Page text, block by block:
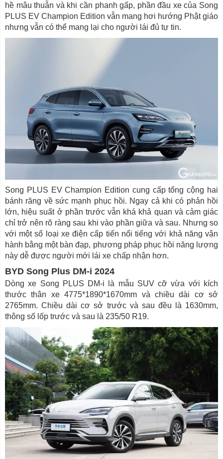
hề mâu thuẫn và khi cần phanh gấp, phần đầu xe của Song
PLUS EV Champion Edition vẫn mang hơi hướng Phật giáo
nhưng vẫn có thể mang lại cho người lái đủ tự tin.
Song PLUS EV Champion Edition cung cấp tổng cộng hai
bánh răng về sức mạnh phục hồi. Ngay cả khi có phản hồi
lớn, hiệu suất ở phần trước vẫn khá khả quan và cảm giác
chỉ trở nên rõ ràng sau khi vào phần giữa và sau. Nhưng so
với một số loại xe điện cấp tiến nổi tiếng với khả năng vận
hành bằng một bàn đạp, phương pháp phục hồi năng lượng
này dễ được người mới lái xe chấp nhận hơn.
BYD Song Plus DM-i 2024
Dòng xe Song PLUS DM-i là mẫu SUV cỡ vừa với kích
thước thân xe 4775*1890*1670mm và chiều dài cơ sở
2765mm. Chiều dài cơ sở trước và sau đều là 1630mm,
thông số lốp trước và sau là 235/50 R19.